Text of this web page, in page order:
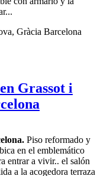
Grassot i
Piso reformado y
en el emblemático
entrar a vivir.. el salón
a la acogedora terraza